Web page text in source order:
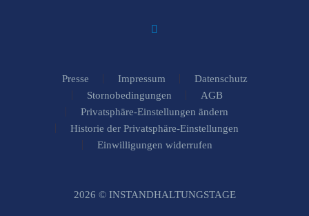
Presse Impressum
Datenschutz
Stornobedingungen
AGB
Privatsphäre-Einstellungen ändern
Historie der Privatsphäre-Einstellungen
Einwilligungen widerrufen
2026 © INSTANDHALTUNGSTAGE